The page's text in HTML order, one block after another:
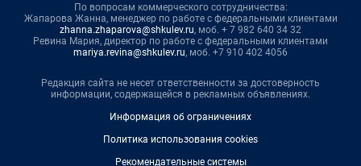
По вопросам коммерческого сотрудничества:
Жапарова Жанна, менеджер по работе с федеральными клиентами
zhanna.zhaparova@shkulev.ru, моб. + 7 982 640 34 32
Ревина Мария, директор по работе с федеральными клиентами
mariya.revina@shkulev.ru, моб. +7 910 402 4056
Редакция сайта не несет ответственности за достоверность
информации, содержащейся в рекламных объявлениях.
Информация об ограничениях
Политика использования cookies
Рекомендательные системы